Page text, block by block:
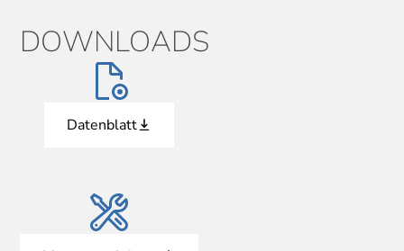
DOWNLOADS
Datenblatt